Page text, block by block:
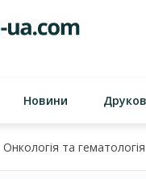
Новини
Онкологія та гематологія